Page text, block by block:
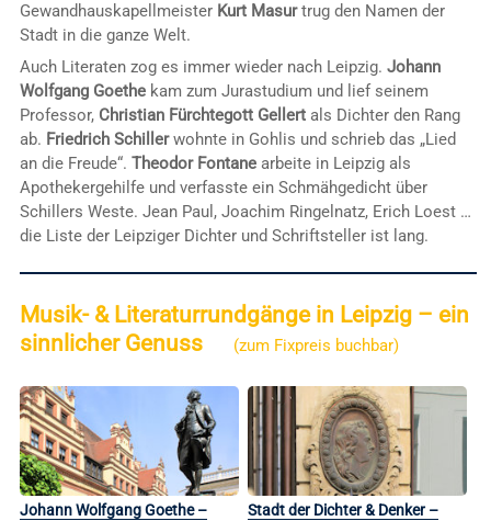
Gewandhauskapellmeister Kurt Masurtrug den Namen der
Stadt in die ganze Welt.
Auch Literaten zog es immer wieder nach Leipzig. Johann
Wolfgang Goethekam zum Jurastudium und lief seinem
Professor, Christian Fürchtegott Gellertals Dichter den Rang
ab. Friedrich Schillerwohnte in Gohlis und schrieb das „Lied
an die Freude“. Theodor Fontanearbeite in Leipzig als
Apothekergehilfe und verfasste ein Schmähgedicht über
Schillers Weste. Jean Paul, Joachim Ringelnatz, Erich Loest …
die Liste der Leipziger Dichter und Schriftsteller ist lang.
Musik- & Literaturrundgänge in Leipzig – ein
sinnlicher Genuss
(zum Fixpreis buchbar)
Johann Wolfgang Goethe –
Stadt der Dichter & Denker –